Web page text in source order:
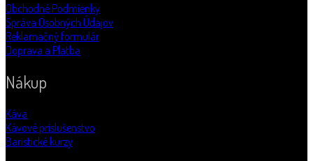
Obchodné Podmienky
Správa Osobných Údajov
Reklamačný formulár
Doprava a Platba
Nákup
Káva
Kávové príslušenstvo
Baristické kurzy